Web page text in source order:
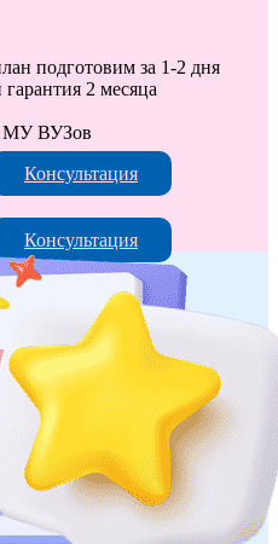
подготовим за 1-2 дня
2 месяца
МУ ВУЗов
Консультация
Консультация